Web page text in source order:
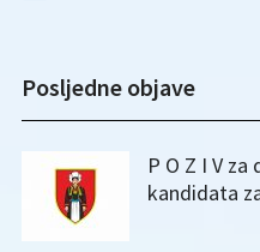
Posljedne objave
P O Z I V
kandidata